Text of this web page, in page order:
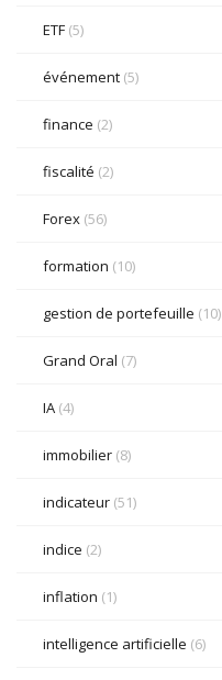
ETF (5)
événement (5)
finance (2)
fiscalité (2)
Forex (56)
formation (10)
gestion de portefeuille (10)
Grand Oral (7)
IA (4)
immobilier (8)
indicateur (51)
indice (2)
inflation (1)
intelligence artificielle (6)